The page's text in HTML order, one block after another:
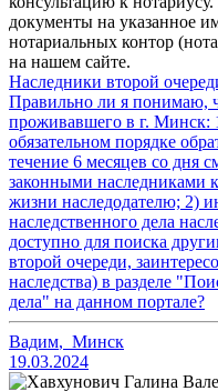
документы на указанное
нотариальных контор
на нашем сайте.
Наследники второй
Правильно ли я понимаю,
проживавшего в г. Минск:
обязательном порядке
течение 6 месяцев со дня
законными наследниками
жизни наследодателю; 2)
наследственного дела
доступно для поиска
второй очереди,
наследства) в разделе
дела" на данном портале?
Вадим, Минск
19.03.2024